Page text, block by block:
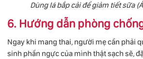
Dùng lá bắp cải để giảm tiết sữa
6. Hướng dẫn phòng
Ngay khi mang thai, người mẹ cần phải
sinh phần ngực của mình thật sạch sẽ,